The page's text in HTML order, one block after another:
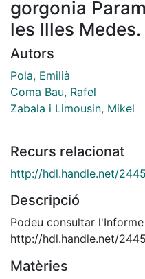
gorgonia
les Illes
Autors
Pola, Emilià
Coma Bau, Rafel
Zabala i Limousin, Mikel
Recurs relacionat
http://hdl.handle.net/
Descripció
Podeu consultar
http://hdl.handle.net/
Matèries